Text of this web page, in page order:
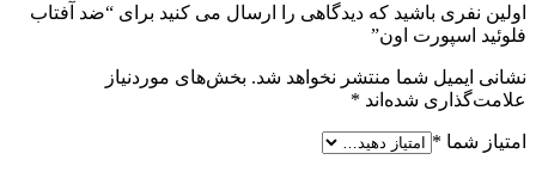
اولین نفری باشید که دیدگاهی را ارسال می کنید برای “ضد آفتاب
فلوئید اسپورت اون”
نشانی ایمیل شما منتشر نخواهد شد. بخش‌های موردنیاز
علامت‌گذاری شده‌اند *
امتیاز شما *